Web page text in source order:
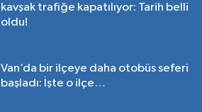
kavşak trafiğe kapatılıyor: Tarih belli
oldu!
Van’da bir ilçeye daha otobüs seferi
başladı: İşte o ilçe…